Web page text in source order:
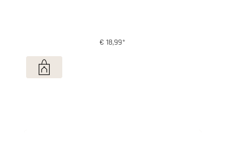
€ 18,99*